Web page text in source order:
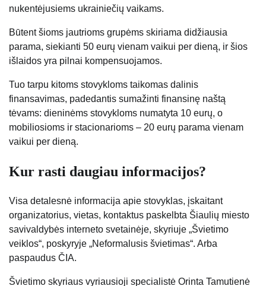
nukentėjusiems ukrainiečių vaikams.
Būtent šioms jautrioms grupėms skiriama didžiausia
parama, siekianti 50 eurų vienam vaikui per dieną, ir šios
išlaidos yra pilnai kompensuojamos.
Tuo tarpu kitoms stovykloms taikomas dalinis
finansavimas, padedantis sumažinti finansinę naštą
tėvams: dieninėms stovykloms numatyta 10 eurų, o
mobiliosioms ir stacionarioms – 20 eurų parama vienam
vaikui per dieną.
Kur rasti daugiau informacijos?
Visa detalesnė informacija apie stovyklas, įskaitant
organizatorius, vietas, kontaktus paskelbta Šiaulių miesto
savivaldybės interneto svetainėje, skyriuje „Švietimo
veiklos“, poskyryje „Neformalusis švietimas“. Arba
paspaudus ČIA.
Švietimo skyriaus vyriausioji specialistė Orinta Tamutienė